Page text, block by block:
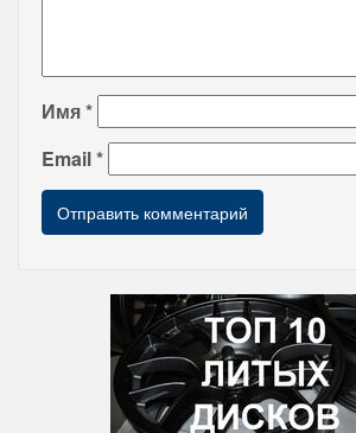
Имя*
Email*